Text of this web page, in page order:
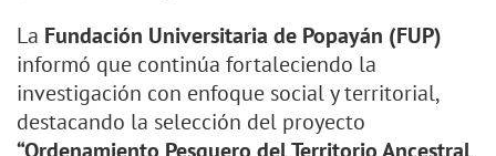
La Fundación Universitaria de Popayán (FUP)
informó que continúa fortaleciendo la
investigación con enfoque social y territorial,
destacando la selección del proyecto